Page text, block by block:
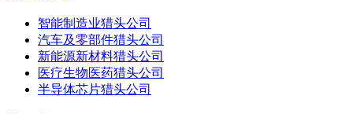
智能制造业猎头公司
汽车及零部件猎头公司
新能源新材料猎头公司
医疗生物医药猎头公司
半导体芯片猎头公司